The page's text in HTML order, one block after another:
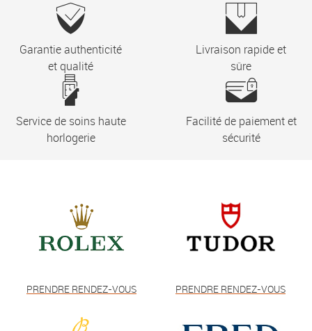
Garantie authenticité
et qualité
Livraison rapide et
sûre
Service de soins haute
horlogerie
Facilité de paiement et
sécurité
PRENDRE RENDEZ-VOUS PRENDRE RENDEZ-VOUS